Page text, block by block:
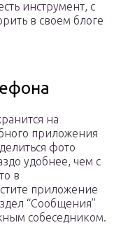
инструмент, с
в своем блоге
на
приложения
фото
удобнее, чем с
в
приложение
“Сообщения”
собеседником.